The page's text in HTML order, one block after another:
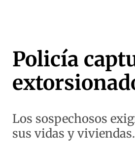
Policía
Los sospechosos
sus vidas y viviendas.